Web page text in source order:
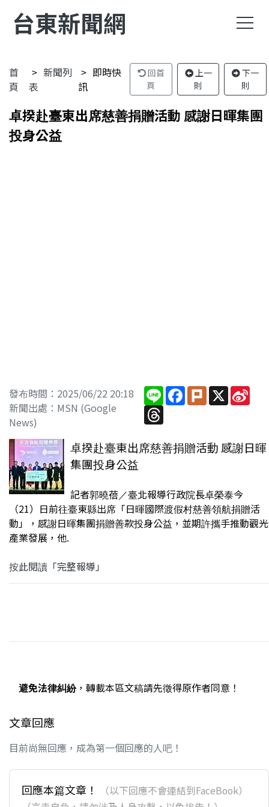
台東新聞網
首
頁
新聞列
表
即時快
訊
回首
頁
上一
則
下一
則
卓揆赴臺東出席慈善捐贈活動 感謝日暉集團
投身公益
發布時間：2025/06/22 20:18
新聞出處：MSN (Google
News)
Line Facebook
PlurkX
Threads
卓揆赴臺東出席慈善捐贈活動 感謝日暉
集團投身公益
記者郭曉蓓／臺北報導行政院長卓榮泰今
（21）日前往臺東縣出席「日暉國際渡假村慈善領航捐贈活
動」，感謝日暉集團捐贈善款投身公益，並期許攜手推動觀光
產業發展，他.
按此閱讀「完整報導」
避免法律糾紛，轉載本區文稿請先徵得原作者同意！
文章回應
目前尚無回應，成為第一個回應的人吧！
回應本篇文章！
（以下回應不會連結到FaceBook）